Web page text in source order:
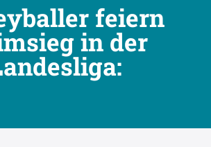
feiern
in der